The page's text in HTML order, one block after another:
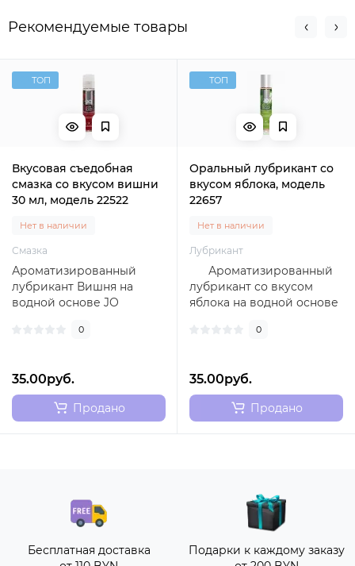
Рекомендуемые товары
ТОП
Вкусовая съедобная
смазка со вкусом вишни
30 мл, модель 22522
Нет в наличии
Смазка
Ароматизированный
лубрикант Вишня на
водной основе JO
длительное гладкое ско..
0
35.00руб.
Продано
ТОП
Оральный лубрикант со
вкусом яблока, модель
22657
Нет в наличии
Лубрикант
Ароматизированный
лубрикант со вкусом
яблока на водной основе
0
35.00руб.
Продано
Бесплатная доставка
Подарки к каждому заказу